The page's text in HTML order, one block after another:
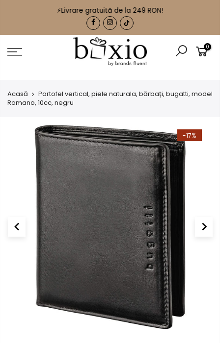
⚡Livrare gratuită de la 249 RON!
🟠 BrandsFluent: distribuitor exclusiv în RO al brandurilor
Richhoff ,Klondike
0
Acasă
Portofel vertical, piele naturala, bărbați, bugatti, model
Romano, 10cc, negru
-17%